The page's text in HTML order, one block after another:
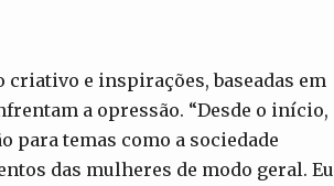
criativo e inspirações, baseadas em
a opressão. “Desde o início,
para temas como a sociedade
das mulheres de modo geral. Eu